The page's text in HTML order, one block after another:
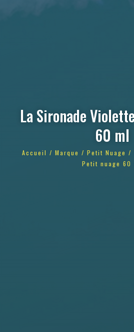
La Sironade
60 ml
Accueil / Marque / Petit Nuage /
Petit nuage 60